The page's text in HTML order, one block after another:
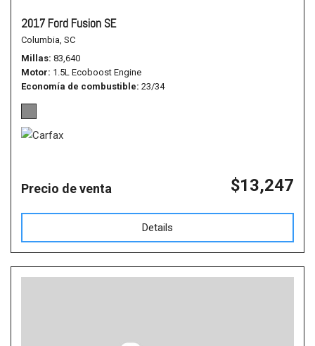
2017 Ford Fusion SE
Columbia, SC
Millas 83,640
Motor 1.5L Ecoboost Engine
Economía de combustible 23/34
Precio de venta $13,247
Details